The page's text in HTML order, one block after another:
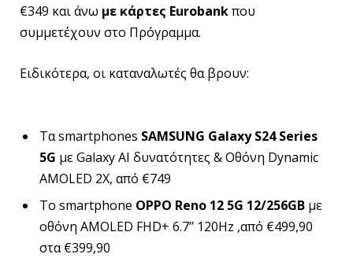
€349 και άνω με κάρτες Eurobankπου
συμμετέχουν στο Πρόγραμμα.
Ειδικότερα, οι καταναλωτές θα βρουν:
Τα smartphones SAMSUNG Galaxy S24Series
5G με Galaxy ΑΙ δυνατότητες & Οθόνη Dynamic
AMOLED 2X, από €749
Το smartphone OPPO Reno 12 5G 12/256GB με
οθόνη AMOLED FHD+ 6.7’’ 120Hz ,από €499,90
στα €399,90